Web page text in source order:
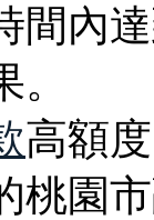
間內
高額
桃園